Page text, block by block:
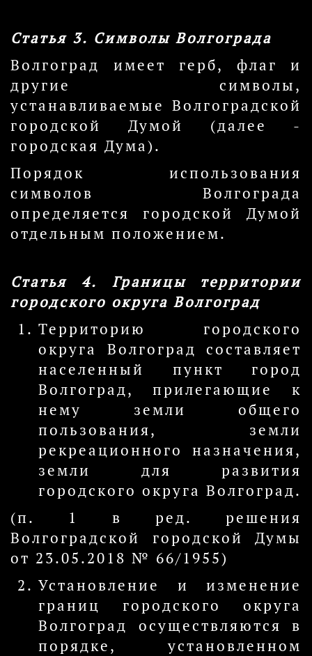
Статья 3. Символы Волгограда
Волгоград имеет герб, флаг и
другие символы,
устанавливаемые Волгоградской
городской Думой (далее -
городская Дума).
Порядок использования
символов Волгограда
определяется городской Думой
отдельным положением.
Статья 4. Границы территории
городского округа Волгоград
Территорию городского
округа Волгоград составляет
населенный пункт город
Волгоград, прилегающие к
нему земли общего
пользования, земли
рекреационного назначения,
земли для развития
городского округа Волгоград.
(п. 1 в ред. решения
Волгоградской городской Думы
от 23.05.2018 № 66/1955)
Установление и изменение
границ городского округа
Волгоград осуществляются в
порядке, установленном